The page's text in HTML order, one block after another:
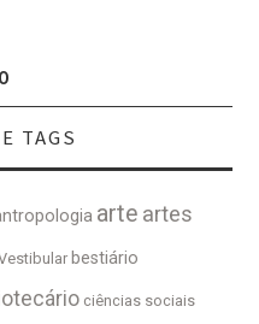
TAGS
arte artes
bestiário
ciências sociais